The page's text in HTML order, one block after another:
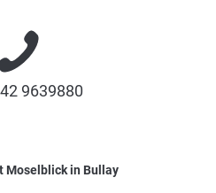
9639880
Moselblick in Bullay